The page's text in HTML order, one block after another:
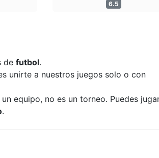
6.5
de futbol.
unirte a nuestros juegos solo o con
equipo, no es un torneo. Puedes
.